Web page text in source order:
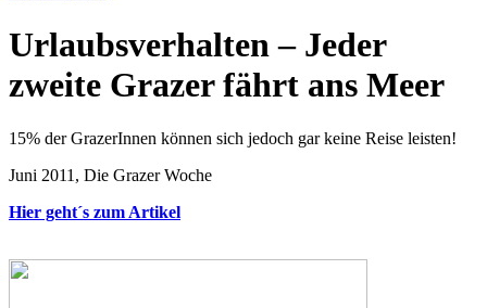
Urlaubsverhalten – Jeder
zweite Grazer fährt ans Meer
15% der GrazerInnen können sich jedoch gar keine Reise leisten!
Juni 2011, Die Grazer Woche
Hier geht´s zum Artikel